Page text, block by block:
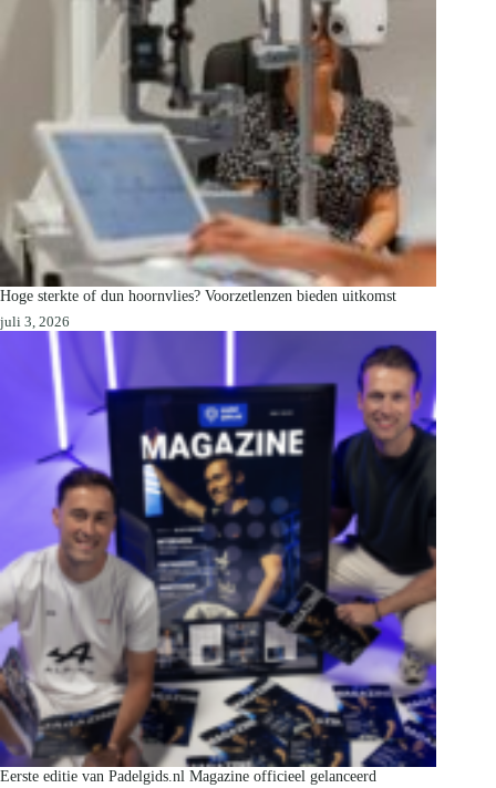
Hoge sterkte of dun hoornvlies? Voorzetlenzen bieden uitkomst
juli 3, 2026
Eerste editie van Padelgids.nl Magazine officieel gelanceerd